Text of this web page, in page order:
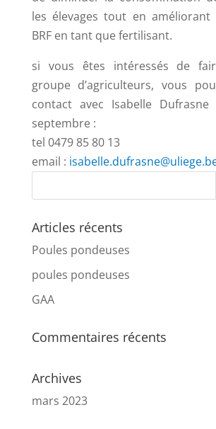
les élevages tout en
BRF en tant que fertilisant.
si vous êtes intéressés de
groupe d’agriculteurs, vous
contact avec Isabelle
septembre :
tel 0479 85 80 13
email :
Articles récents
Poules pondeuses
poules pondeuses
GAA
Commentaires récents
Archives
mars 2023